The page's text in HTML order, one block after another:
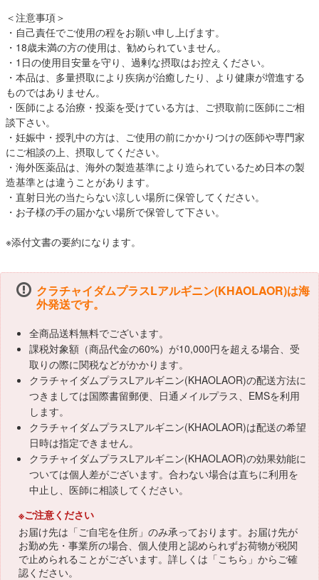
＜注意事項＞
・自己責任でご使用の程をお願い申し上げます。
・18歳未満の方の使用は、勧められていません。
・1日の使用目安量を守り、過剰な摂取はお控えください。
・本品は、多量摂取により疾病が治癒したり、より健康が増進する
ものではありません。
・医師による治療・投薬を受けている方は、ご摂取前に医師にご相
談下さい。
・妊娠中・授乳中の方は、ご使用の前にかかりつけの医師や専門家
にご相談の上、摂取してください。
・海外医薬品は、海外の製造基準により造られているため日本の製
造基準とは違うことがあります。
・直射日光の当たらない涼しい場所に保管してください。
・お子様の手の届かない場所で保管して下さい。
※添付文書の要約になります。
クラチャイダムプラスLアルギニン(KHAOLAOR)は海
外発送です。
全商品送料無料でございます。
課税対象額（商品代金の60%）が10,000円を超える場合、受
取りの際に関税などがかかります。
クラチャイダムプラスLアルギニン(KHAOLAOR)の配送方法に
つきましては国際書留郵便、日通メイルプラス、EMSを利用
します。
クラチャイダムプラスLアルギニン(KHAOLAOR)は配送の希望
日時は指定できません。
クラチャイダムプラスLアルギニン(KHAOLAOR)の効果効能に
ついては個人差がございます。合わない場合は直ちに利用を
中止し、医師に相談してください。
※ご注意ください
お届け先は「ご自宅を住所」のみ承っております。お届け先が
お勤め先・事業所の場合、個人使用と認められずお荷物が税関
で止められることがございます。詳しくは「こちら 」からご確
認ください。